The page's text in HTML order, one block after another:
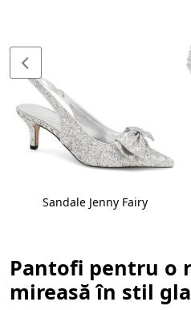
Sandale Jenny Fairy
Pantofi pentru o
mireasă în stil